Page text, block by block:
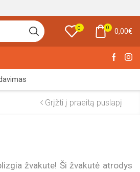
0 0 0,00€
Grįžti į praeitą puslapį
žvakute! Ši žvakutė atrodys